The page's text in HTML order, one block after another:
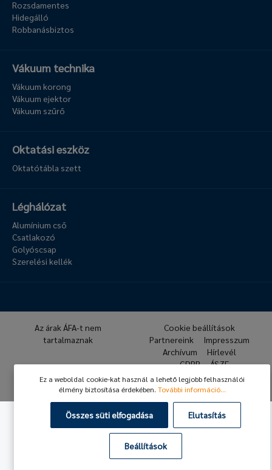
Rozsdamentes
Hidegálló
Robbanásbiztos
Vákuum technika
Vákuum korong
Vákuum ejektor
Vákuum szűrő
Oktatási eszköz
Oktatótábla szett
Léghálózat
Alumínium cső
Csatlakozó
Golyóscsap
Szerelési kellék
© 2026 Hafner Pneumatika
Az árak ÁFA-t nem
tartalmaznak
Cookie beállítások
Partnereink
Impresszum
Archívum
Hírlevél
GDPR
ÁSZF
Ez a weboldal cookie-kat használ a lehető legjobb felhasználói
élmény biztosítása érdekében. További információ...
Összes süti elfogadása Elutasítás
Beállítások